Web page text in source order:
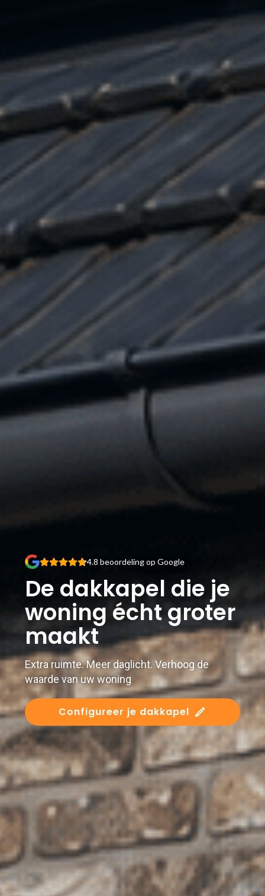
4.8 beoordeling op Google
De dakkapel die je
woning écht groter
maakt
Extra ruimte. Meer daglicht. Verhoog de
waarde van uw woning
Configureer je dakkapel